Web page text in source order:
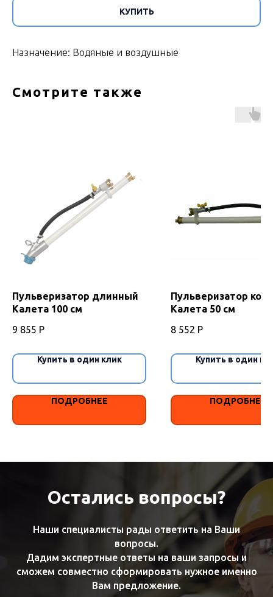
КУПИТЬ
Назначение: Водяные и воздушные
Смотрите также
Пульверизатор длинный
Калета 100 см
9 855 Р
Купить в один клик
ПОДРОБНЕЕ
Пульверизатор
Калета 50 см
8 552 Р
Купить в один
ПОДРОБНЕЕ
Остались вопросы?
Наши специалисты рады ответить на Ваши
вопросы.
Дадим экспертные ответы на ваши запросы и
сможем совместно сформировать нужное именно
Вам предложение.